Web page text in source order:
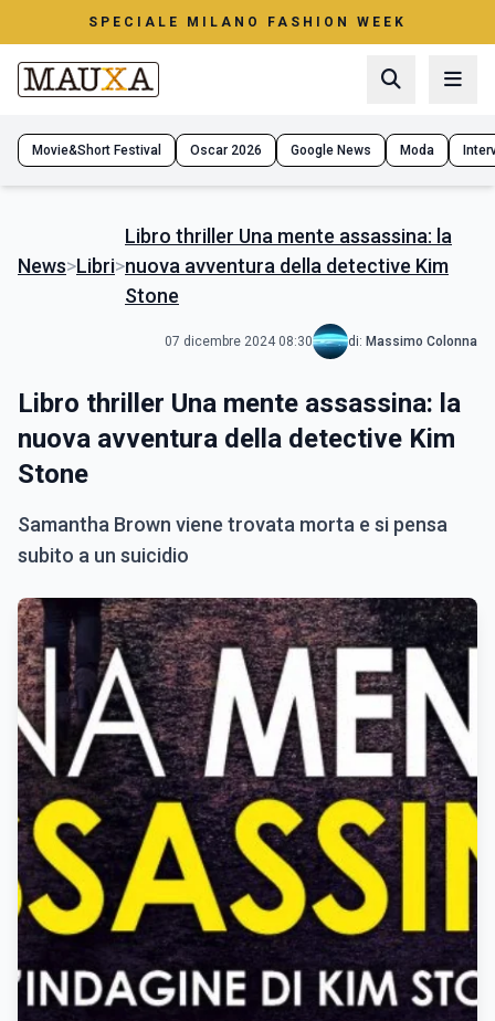
SPECIALE MILANO FASHION WEEK
Movie&Short Festival Oscar 2026 Google News Moda
News>Libri>
Libro thriller Una mente assassina: la
nuova avventura della detective Kim
Stone
07 dicembre 2024 08:30 di: Massimo Colonna
Libro thriller Una mente assassina: la
nuova avventura della detective Kim
Stone
Samantha Brown viene trovata morta e si pensa
subito a un suicidio